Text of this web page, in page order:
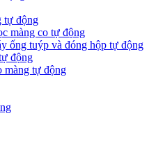
tự động
màng co tự động
ống tuýp và đóng hộp tự động
động
màng tự động